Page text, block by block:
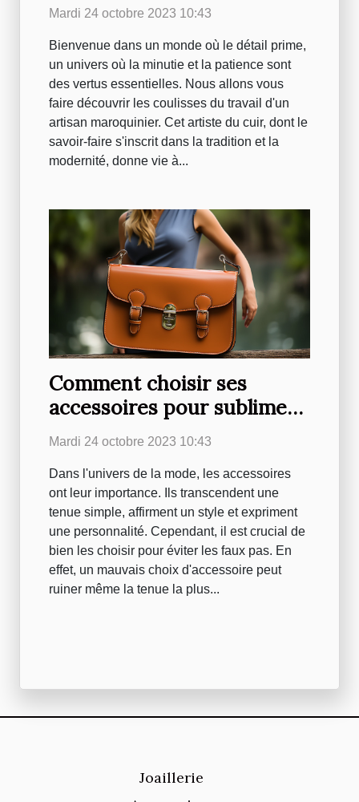
Mardi 24 octobre 2023 10:43
Bienvenue dans un monde où le détail prime,
un univers où la minutie et la patience sont
des vertus essentielles. Nous allons vous
faire découvrir les coulisses du travail d'un
artisan maroquinier. Cet artiste du cuir, dont le
savoir-faire s'inscrit dans la tradition et la
modernité, donne vie à...
Comment choisir ses
accessoires pour sublimer
une tenue
Mardi 24 octobre 2023 10:43
Dans l'univers de la mode, les accessoires
ont leur importance. Ils transcendent une
tenue simple, affirment un style et expriment
une personnalité. Cependant, il est crucial de
bien les choisir pour éviter les faux pas. En
effet, un mauvais choix d'accessoire peut
ruiner même la tenue la plus...
Joaillerie